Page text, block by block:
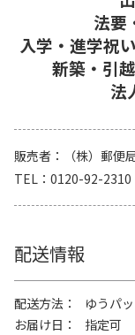
法要
入学・進学祝い
新築・引
法
販売者
（株）郵便
TEL
0120-92-2310
配送情報
配送方法
ゆうパ
お届け日
指定可